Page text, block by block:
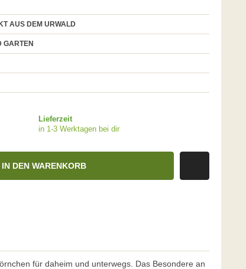
AUS DEM URWALD
GARTEN
Lieferzeit
in 1-3 Werktagen bei dir
IN DEN WARENKORB
für daheim und unterwegs. Das Besondere an